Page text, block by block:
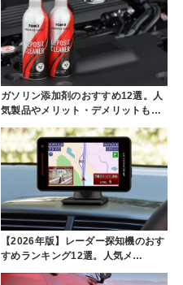
ガソリン添加剤のおすすめ12選。人
気製品やメリット・デメリットも…
【2026年版】レーダー探知機のおす
すめランキング12選。人気メ…